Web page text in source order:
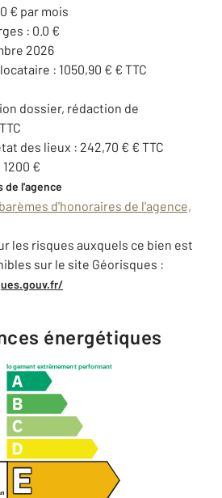
€ par mois
: 0.0 €
2026
: 1050,90 € € TTC
dossier, rédaction de
des lieux : 242,70 € € TTC
€
de l'agence
d'honoraires de l'agence,
les risques auxquels ce bien est
sur le site Géorisques :
énergétiques
logement extrêmement performant